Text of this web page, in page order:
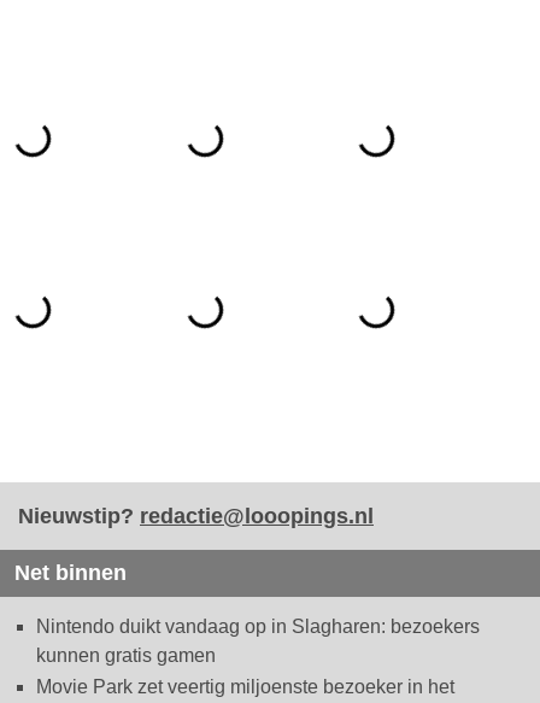
Nieuwstip? redactie@looopings.nl
Net binnen
Nintendo duikt vandaag op in Slagharen: bezoekers
kunnen gratis gamen
Movie Park zet veertig miljoenste bezoeker in het